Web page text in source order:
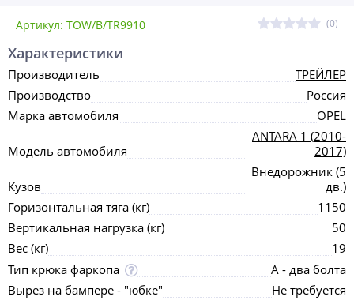
Артикул: TOW/B/TR9910 (0)
Характеристики
Производитель
ТРЕЙЛЕР
Производство
Россия
Марка автомобиля
OPEL
Модель автомобиля
ANTARA 1 (2010-
2017)
Кузов
Внедорожник (5
дв.)
Горизонтальная тяга (кг)
1150
Вертикальная нагрузка (кг)
50
Вес (кг)
19
Тип крюка фаркопа
А - два болта
Вырез на бампере - "юбке"
Не требуется